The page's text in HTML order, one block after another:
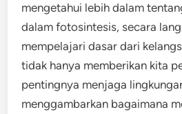
mengetahui lebih dalam
dalam fotosintesis, secara
mempelajari dasar dari
tidak hanya memberikan kita
pentingnya menjaga
menggambarkan bagaimana